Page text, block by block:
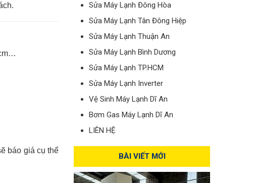
báo giá cụ thể
Sửa Máy Lạnh Đông Hòa
Sửa Máy Lạnh Tân Đông Hiệp
Sửa Máy Lạnh Thuận An
Sửa Máy Lạnh Bình Dương
Sửa Máy Lạnh TP.HCM
Sửa Máy Lạnh Inverter
Vệ Sinh Máy Lạnh Dĩ An
Bơm Gas Máy Lạnh Dĩ An
LIÊN HỆ
BÀI VIẾT MỚI